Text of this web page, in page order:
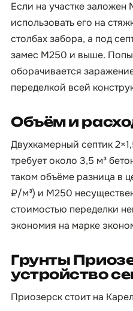
Если на участке заложен
использовать его на
столбах забора, а под
замес М250 и выше.
оборачивается
переделкой всей
Объём и
Двухкамерный септик
требует около 3,5 м³
таком объёме разница в
₽/м³) и М250
стоимостью переделки
экономия на марке
Грунты
устройство
Приозерск стоит на